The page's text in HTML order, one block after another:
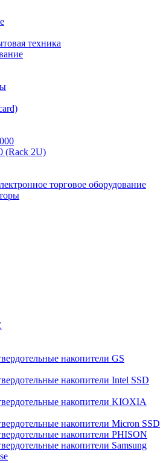
техника
(Rack 2U)
торговое оборудование
накопители GS
накопители Intel SSD
накопители KIOXIA
накопители Micron SSD
накопители PHISON
накопители Samsung